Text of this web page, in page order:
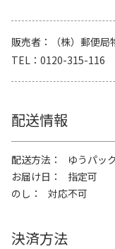
販売者
（株）郵便
TEL
0120-315-116
配送情報
配送方法
ゆうパック
お届け日
指定可
のし
対応不可
決済方法